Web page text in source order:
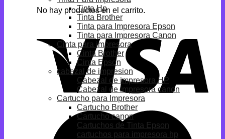
No hay productos en el carrito.
Tinta Hp
Tinta Brother
Tinta para Impresora Epson
Tinta para Impresora Canon
Cinta para impresora
Cinta Brother
Cinta Epson
cabezal de impresion
Cabezal de impresora HP
Cabezal de impresora canon
Cartucho para Impresora
Cartucho Brother
Cartucho canon
Cartuchos de Tinta Epson
cartuchos para impresora hp